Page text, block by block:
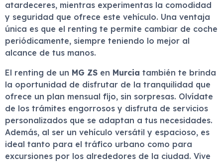
atardeceres, mientras experimentas la comodidad
y seguridad que ofrece este vehículo. Una ventaja
única es que el renting te permite cambiar de coche
periódicamente, siempre teniendo lo mejor al
alcance de tus manos.
El renting de un MG ZS en Murcia también te brinda
la oportunidad de disfrutar de la tranquilidad que
ofrece un plan mensual fijo, sin sorpresas. Olvídate
de los trámites engorrosos y disfruta de servicios
personalizados que se adaptan a tus necesidades.
Además, al ser un vehículo versátil y espacioso, es
ideal tanto para el tráfico urbano como para
excursiones por los alrededores de la ciudad. Vive